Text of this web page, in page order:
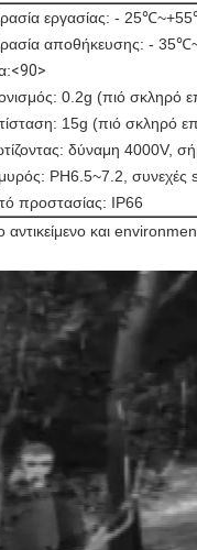
εργασίας: -
αποθήκευσης: -
<90>
0.2g (πιό
15g (πιό σκληρό
δύναμη 4000V,
PH6.5~7.2,
προστασίας: IP66
και